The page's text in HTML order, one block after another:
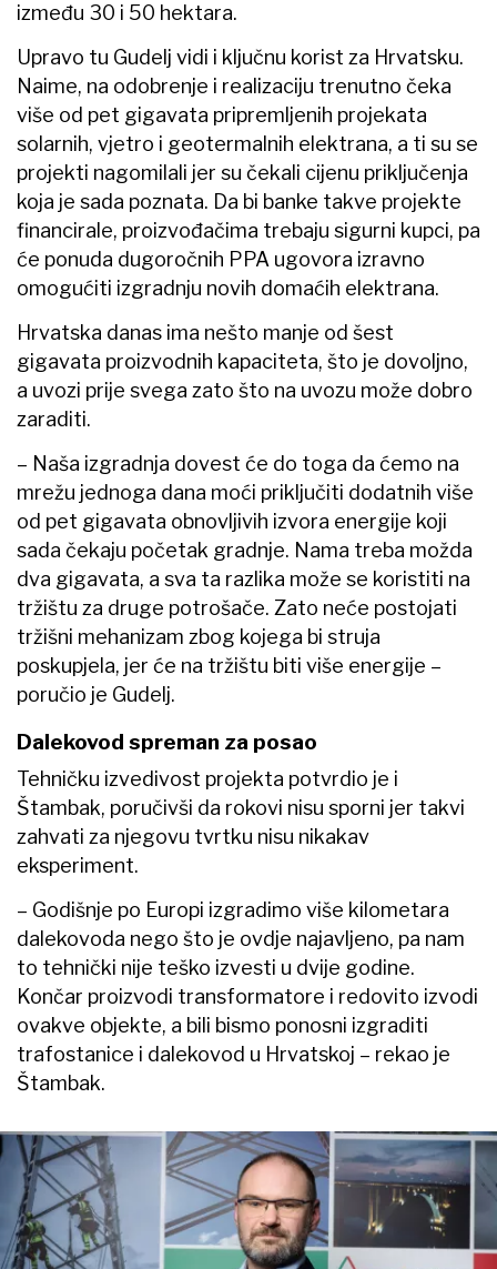
između 30 i 50 hektara.
Upravo tu Gudelj vidi i ključnu korist za Hrvatsku.
Naime, na odobrenje i realizaciju trenutno čeka
više od pet gigavata pripremljenih projekata
solarnih, vjetro i geotermalnih elektrana, a ti su se
projekti nagomilali jer su čekali cijenu priključenja
koja je sada poznata. Da bi banke takve projekte
financirale, proizvođačima trebaju sigurni kupci, pa
će ponuda dugoročnih PPA ugovora izravno
omogućiti izgradnju novih domaćih elektrana.
Hrvatska danas ima nešto manje od šest
gigavata proizvodnih kapaciteta, što je dovoljno,
a uvozi prije svega zato što na uvozu može dobro
zaraditi.
– Naša izgradnja dovest će do toga da ćemo na
mrežu jednoga dana moći priključiti dodatnih više
od pet gigavata obnovljivih izvora energije koji
sada čekaju početak gradnje. Nama treba možda
dva gigavata, a sva ta razlika može se koristiti na
tržištu za druge potrošače. Zato neće postojati
tržišni mehanizam zbog kojega bi struja
poskupjela, jer će na tržištu biti više energije –
poručio je Gudelj.
Dalekovod spreman za posao
Tehničku izvedivost projekta potvrdio je i
Štambak, poručivši da rokovi nisu sporni jer takvi
zahvati za njegovu tvrtku nisu nikakav
eksperiment.
– Godišnje po Europi izgradimo više kilometara
dalekovoda nego što je ovdje najavljeno, pa nam
to tehnički nije teško izvesti u dvije godine.
Končar proizvodi transformatore i redovito izvodi
ovakve objekte, a bili bismo ponosni izgraditi
trafostanice i dalekovod u Hrvatskoj – rekao je
Štambak.